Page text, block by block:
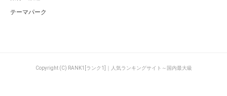
テーマパーク
Copyright (C) RANK1[ランク1]｜人気ランキングサイト～国内最大級